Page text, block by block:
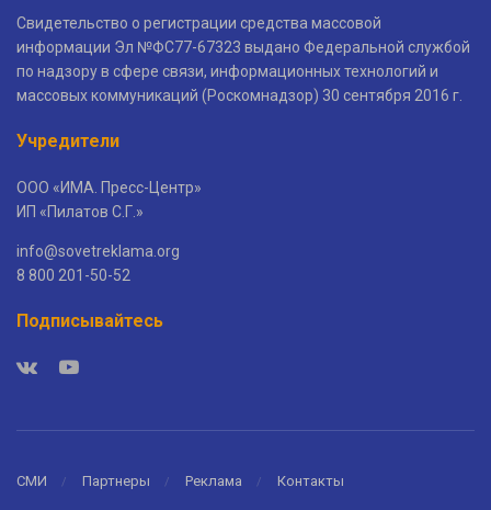
Свидетельство о регистрации средства массовой
информации Эл №ФС77-67323 выдано Федеральной службой
по надзору в сфере связи, информационных технологий и
массовых коммуникаций (Роскомнадзор) 30 сентября 2016 г.
Учредители
ООО «ИМА. Пресс-Центр»
ИП «Пилатов С.Г.»
info@sovetreklama.org
8 800 201-50-52
Подписывайтесь
СМИ Партнеры Реклама Контакты